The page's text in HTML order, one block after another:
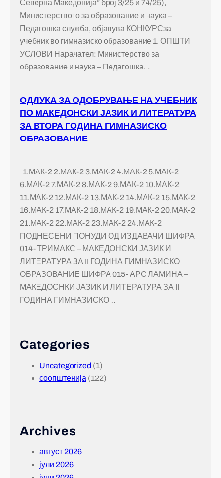
Северна Македонија” број 3/25 и 74/25),
Министерството за образование и наука –
Педагошка служба, објавува КОНКУРСза
учебник во гимназиско образование 1. ОПШТИ
УСЛОВИ Нарачател: Министерство за
образование и наука – Педагошка…
ОДЛУКА ЗА ОДОБРУВАЊЕ НА УЧЕБНИК
ПО МАКЕДОНСКИ ЈАЗИК И ЛИТЕРАТУРА
ЗА ВТОРА ГОДИНА ГИМНАЗИСКО
ОБРАЗОВАНИЕ
1.МАК-2 2.МАК-2 3.МАК-2 4.МАК-2 5.МАК-2
6.МАК-2 7.МАК-2 8.МАК-2 9.МАК-2 10.МАК-2
11.МАК-2 12.МАК-2 13.МАК-2 14.МАК-2 15.МАК-2
16.МАК-2 17.МАК-2 18.МАК-2 19.МАК-2 20.МАК-2
21.МАК-2 22.МАК-2 23.МАК-2 24.МАК-2
ПОДНЕСЕНИ ПОНУДИ ОД ИЗДАВАЧИ ШИФРА
014- ТРИМАКС – МАКЕДОНСКИ ЈАЗИК И
ЛИТЕРАТУРА ЗА II ГОДИНА ГИМНАЗИСКО
ОБРАЗОВАНИЕ ШИФРА 015- АРС ЛАМИНА –
МАКЕДОСНКИ ЈАЗИК И ЛИТЕРАТУРА ЗА II
ГОДИНА ГИМНАЗИСКО…
Categories
Uncategorized (1)
соопштенија (122)
Archives
август 2026
јули 2026